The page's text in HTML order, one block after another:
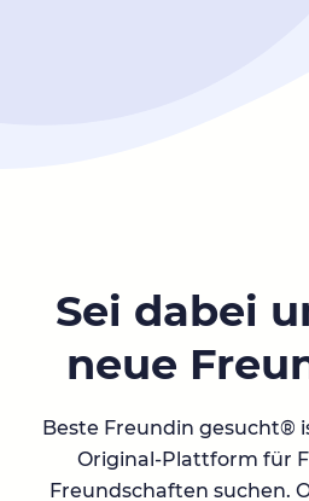
Sei dabei
neue
Beste Freundin gesucht®
Original-Plattform für
Freundschaften suchen.